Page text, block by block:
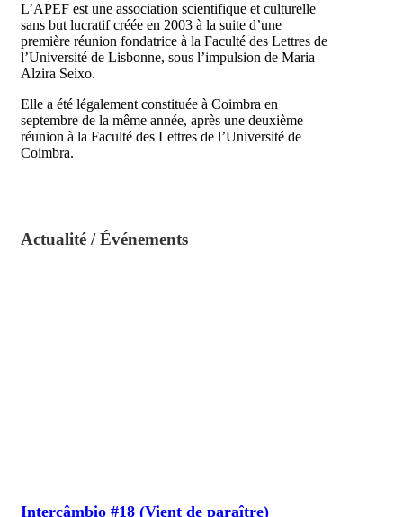
L’APEF est une association scientifique et culturelle
sans but lucratif créée en 2003 à la suite d’une
première réunion fondatrice à la Faculté des Lettres de
l’Université de Lisbonne, sous l’impulsion de Maria
Alzira Seixo.
Elle a été légalement constituée à Coimbra en
septembre de la même année, après une deuxième
réunion à la Faculté des Lettres de l’Université de
Coimbra.
Actualité / Événements
Intercâmbio #18 (Vient de paraître)